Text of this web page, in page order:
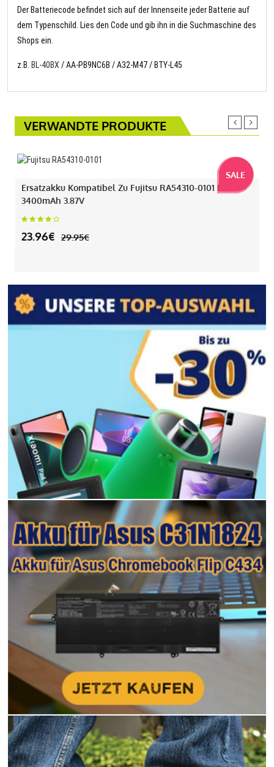
Der Batteriecode befindet sich auf der Innenseite jeder Batterie auf
dem Typenschild. Lies den Code und gib ihn in die Suchmaschine des
Shops ein.
z.B. BL-40BX / AA-PB9NC6B / A32-M47 / BTY-L45
VERWANDTE PRODUKTE
SALE
Ersatzakku Kompatibel Zu Fujitsu RA54310-0101 Mit
3400mAh 3.87V
23.96€ 29.95€